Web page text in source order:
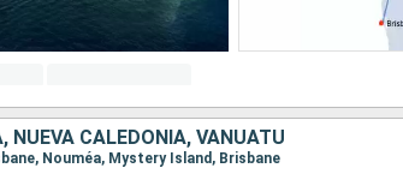
NUEVA CALEDONIA, VANUATU
Nouméa, Mystery Island, Brisbane